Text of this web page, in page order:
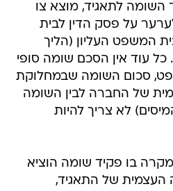
השומה לתאגיד, מוצא צו
על פסק הדין לבית
המשפט העליון (הליך
כל עוד אין הסכם שומה סופי
סכום השומה שבמחלוקת
של החברה לבין השומה
לא צריך להיות
בו פקיד שומה הוציא
העצמית של התאגיד,